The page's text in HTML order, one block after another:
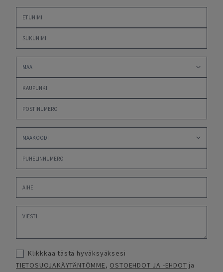
Klikkkaa tästä hyväksyäksesi
TIETOSUOJAKÄYTÄNTÖMME, OSTOEHDOT JA -EHDOT ja